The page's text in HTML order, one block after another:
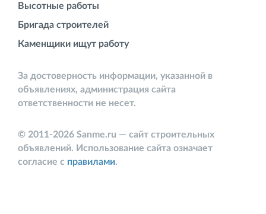
Высотные работы
Бригада строителей
Каменщики ищут работу
За достоверность информации, указанной в
объявлениях, администрация сайта
ответственности не несет.
© 2011-2026 Sanme.ru — сайт строительных
объявлений. Использование сайта означает
согласие с правилами.